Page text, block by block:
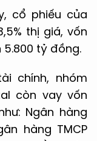
cổ phiếu của
thị giá, vốn
tỷ đồng.
chính, nhóm
còn vay vốn
Ngân hàng
hàng TMCP